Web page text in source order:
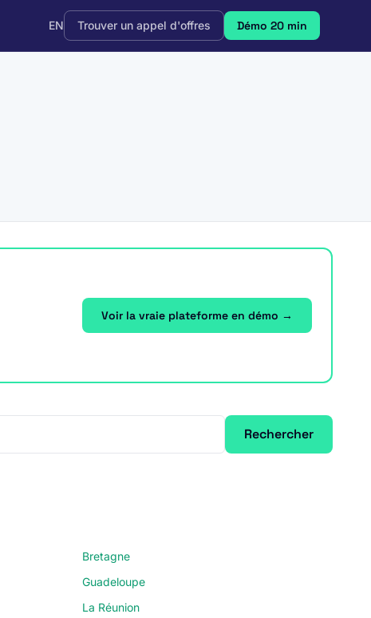
EN Trouver un appel d'offres Démo 20 min
Voir la vraie plateforme en démo →
Rechercher
Bretagne
Guadeloupe
La Réunion